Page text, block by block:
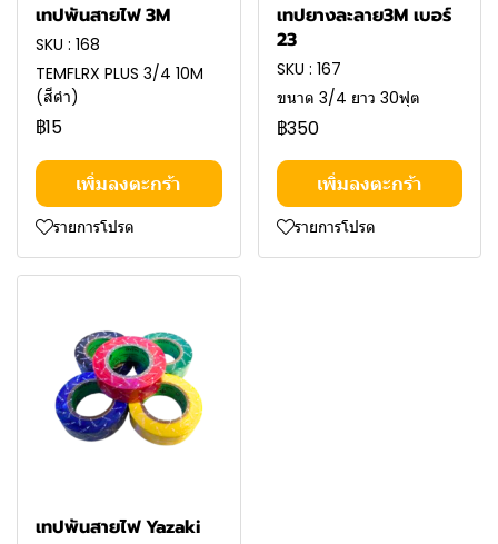
เทปพันสายไฟ 3M
SKU : 168
TEMFLRX PLUS 3/4 10M
(สีดำ)
฿15
เพิ่มลงตะกร้า
รายการโปรด
เทปยางละลาย3M เบอร์
23
SKU : 167
ขนาด 3/4 ยาว 30ฟุต
฿350
เพิ่มลงตะกร้า
รายการโปรด
เทปพันสายไฟ Yazaki